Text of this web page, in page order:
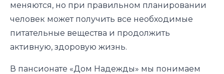
меняются, но при правильном планировании
человек может получить все необходимые
питательные вещества и продолжить
активную, здоровую жизнь.
В пансионате «Дом Надежды» мы понимаем